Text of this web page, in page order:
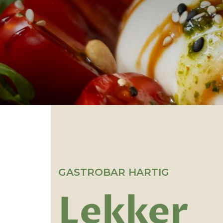
GASTROBAR HARTIG
Lekker